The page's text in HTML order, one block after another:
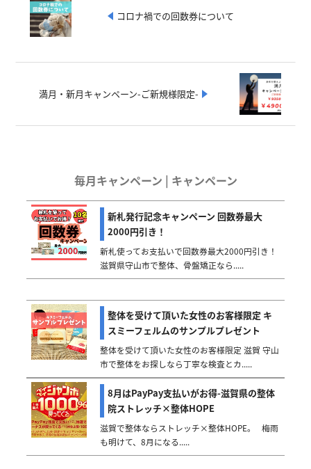
コロナ禍での回数券について
満月・新月キャンペーン-ご新規様限定-
毎月キャンペーン | キャンペーン
新札発行記念キャンペーン 回数券最大
2000円引き！
新札使ってお支払いで回数券最大2000円引き！
滋賀県守山市で整体、骨盤矯正なら.....
整体を受けて頂いた女性のお客様限定 キ
スミーフェルムのサンプルプレゼント
整体を受けて頂いた女性のお客様限定 滋賀 守山
市で整体をお探しなら丁寧な検査とカ.....
8月はPayPay支払いがお得-滋賀県の整体
院ストレッチ×整体HOPE
滋賀で整体ならストレッチ×整体HOPE。 梅雨
も明けて、8月になる.....